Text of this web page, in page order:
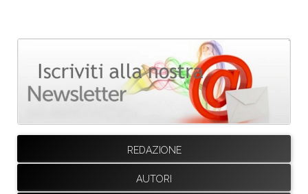
REDAZIONE
AUTORI